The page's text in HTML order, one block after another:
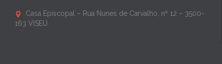

Casa Episcopal – Rua Nunes de Carvalho, nº 12 – 3500-
163 VISEU